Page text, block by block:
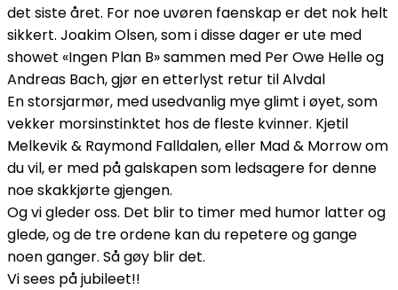
det siste året. For noe uvøren faenskap er det nok helt
sikkert. Joakim Olsen, som i disse dager er ute med
showet «Ingen Plan B» sammen med Per Owe Helle og
Andreas Bach, gjør en etterlyst retur til Alvdal
En storsjarmør, med usedvanlig mye glimt i øyet, som
vekker morsinstinktet hos de fleste kvinner. Kjetil
Melkevik & Raymond Falldalen, eller Mad & Morrow om
du vil, er med på galskapen som ledsagere for denne
noe skakkjørte gjengen.
Og vi gleder oss. Det blir to timer med humor latter og
glede, og de tre ordene kan du repetere og gange
noen ganger. Så gøy blir det.
Vi sees på jubileet!!